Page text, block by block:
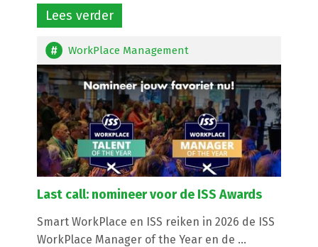
Lees verder
WorkPlace Management
Last call: nomineer voor de ISS Awards
Smart WorkPlace en ISS reiken in 2026 de ISS
WorkPlace Manager of the Year en de ...